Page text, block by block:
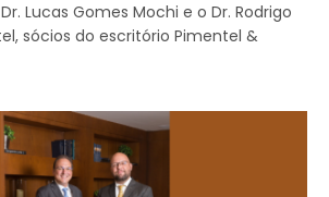
Lucas Gomes Mochi e o Dr. Rodrigo
sócios do escritório Pimentel &